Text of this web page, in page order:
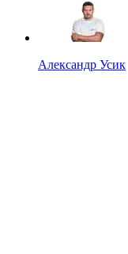
Александр Усик